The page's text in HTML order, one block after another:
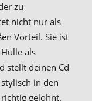
zu
nicht nur als
Vorteil. Sie ist
als
stellt deinen Cd-
in den
gelohnt.